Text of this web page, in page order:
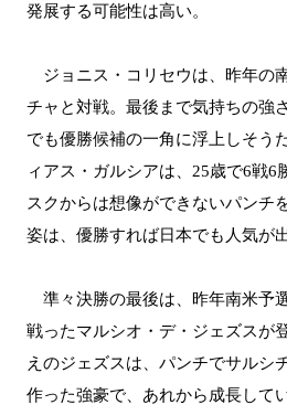
発展する可能性は高い。
ジョニス・コリセウは、昨年の
チャと対戦。最後まで気持ちの強
でも優勝候補の一角に浮上しそう
ィアス・ガルシアは、25歳で6戦6
スクからは想像ができないパンチ
姿は、優勝すれば日本でも人気が
準々決勝の最後は、昨年南米予
戦ったマルシオ・デ・ジェズスが
えのジェズスは、パンチでサルシ
作った強豪で、あれから成長して